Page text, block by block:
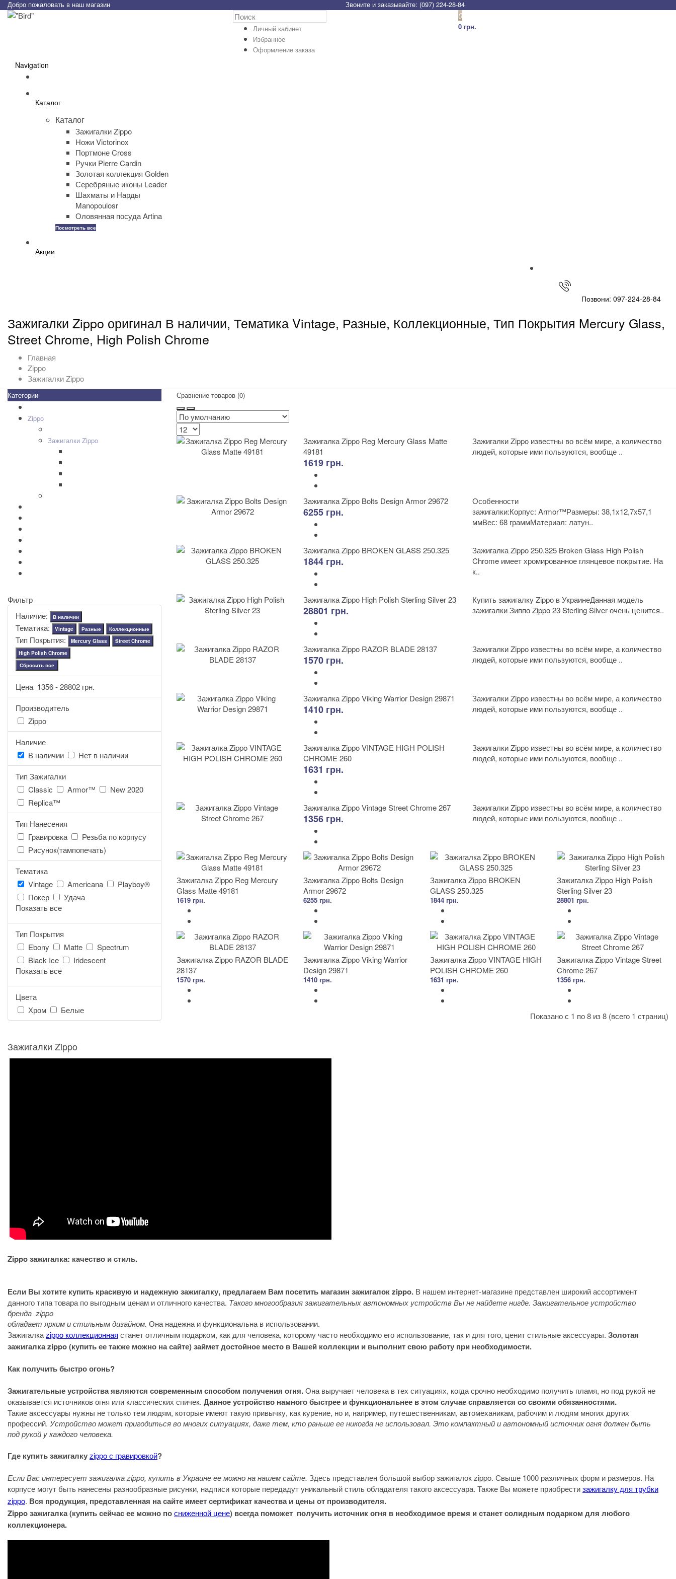
Добро пожаловать в наш магазин Звоните и заказывайте: (097) 224-28-84
Личный кабинет
Избранное
Оформление заказа
0
0 грн.
Navigation
Каталог
Каталог
Зажигалки Zippo
Ножи Victorinox
Портмоне Cross
Ручки Pierre Cardin
Золотая коллекция Golden
Серебряные иконы Leader
Шахматы и Нарды
Manopoulosr
Оловянная посуда Artina
Посмотреть все
Акции
Позвони: 097-224-28-84
Зажигалки Zippo оригинал В наличии, Тематика Vintage, Разные, Коллекционные, Тип Покрытия Mercury Glass,
Street Chrome, High Polish Chrome
Главная
Zippo
Зажигалки Zippo
Категории
Zippo
Зажигалки Zippo
Фильтр
Наличие:
В наличии
Тематика: Vintage Разные Коллекционные
Тип Покрытия: Mercury Glass
Street Chrome
High Polish Chrome
Сбросить все
Цена 1356-28802 грн.
Производитель
Zippo
Наличие
В наличии
Нет в наличии
Тип Зажигалки
Classic
Armor™
New 2020
Replica™
Тип Нанесения
Гравировка
Резьба по корпусу
Рисунок(тампопечать)
Тематика
Vintage
Americana
Playboy®
Покер
Удача
Показать все
Тип Покрытия
Ebony
Matte
Spectrum
Black Ice
Iridescent
Показать все
Цвета
Хром
Белые
Сравнение товаров (0)
Зажигалка Zippo Reg Mercury Glass Matte
49181
1619 грн.
Зажигалки Zippo известны во всём мире, а количество
людей, которые ими пользуются, вообще ..
Зажигалка Zippo Bolts Design Armor 29672
6255 грн.
Особенности
зажигалки:Корпус: Armor™Размеры: 38,1x12,7x57,1
ммВес: 68 граммМатериал: латун..
Зажигалка Zippo BROKEN GLASS 250.325
1844 грн.
Зажигалка Zippo 250.325 Broken Glass High Polish
Chrome имеет хромированное глянцевое покрытие. На
к..
Зажигалка Zippo High Polish Sterling Silver 23
28801 грн.
Купить зажигалку Zippo в УкраинеДанная модель
зажигалки Зиппо Zippo 23 Sterling Silver очень ценится..
Зажигалка Zippo RAZOR BLADE 28137
1570 грн.
Зажигалки Zippo известны во всём мире, а количество
людей, которые ими пользуются, вообще ..
Зажигалка Zippo Viking Warrior Design 29871
1410 грн.
Зажигалки Zippo известны во всём мире, а количество
людей, которые ими пользуются, вообще ..
Зажигалка Zippo VINTAGE HIGH POLISH
CHROME 260
1631 грн.
Зажигалки Zippo известны во всём мире, а количество
людей, которые ими пользуются, вообще ..
Зажигалка Zippo Vintage Street Chrome 267
1356 грн.
Зажигалки Zippo известны во всём мире, а количество
людей, которые ими пользуются, вообще ..
Зажигалка Zippo Reg Mercury
Glass Matte 49181
1619 грн.
Зажигалка Zippo Bolts Design
Armor 29672
6255 грн.
Зажигалка Zippo BROKEN
GLASS 250.325
1844 грн.
Зажигалка Zippo High Polish
Sterling Silver 23
28801 грн.
Зажигалка Zippo RAZOR BLADE
28137
1570 грн.
Зажигалка Zippo Viking Warrior
Design 29871
1410 грн.
Зажигалка Zippo VINTAGE HIGH
POLISH CHROME 260
1631 грн.
Зажигалка Zippo Vintage Street
Chrome 267
1356 грн.
Показано с 1 по 8 из 8 (всего 1 страниц)
Зажигалки Zippo
Zippo зажигалка: качество и стиль.
Если Вы хотите купить красивую и надежную зажигалку, предлагаем Вам посетить магазин зажигалок zippo. В нашем интернет-магазине представлен широкий ассортимент
данного типа товара по выгодным ценам и отличного качества. Такого многообразия зажигательных автономных устройств Вы не найдете нигде. Зажигательное устройство
бренда zippo
обладает ярким и стильным дизайном. Она надежна и функциональна в использовании.
Зажигалкаzippo коллекционная станет отличным подарком, как для человека, которому часто необходимо его использование, так и для того, ценит стильные аксессуары. Золотая
зажигалка zippo (купить ее также можно на сайте) займет достойное место в Вашей коллекции и выполнит свою работу при необходимости.
Как получить быстро огонь?
Зажигательные устройства являются современным способом получения огня.Она выручает человека в тех ситуациях, когда срочно необходимо получить пламя, но под рукой не
оказывается источников огня или классических спичек. Данное устройство намного быстрее и функциональнее в этом случае справляется со своими обязанностями.
Такие аксессуары нужны не только тем людям, которые имеют такую привычку, как курение, но и, например, путешественникам, автомеханикам, рабочим и людям многих других
профессий. Устройство может пригодиться во многих ситуациях, даже тем, кто раньше ее никогда не использовал. Это компактный и автономный источник огня должен быть
под рукой у каждого человека.
Где купить зажигалкуzippo с гравировкой?
Если Вас интересует зажигалка zippo, купить в Украине ее можно на нашем сайте. Здесь представлен большой выбор зажигалок zippo. Свыше 1000 различных форм и размеров. На
корпусе могут быть нанесены разнообразные рисунки, надписи которые передадут уникальный стиль обладателя такого аксессуара. Также Вы можете приобрестизажигалку для трубки
zippo. Вся продукция, представленная на сайте имеет сертификат качества и цены от производителя.
Zippo зажигалка (купить сейчас ее можно посниженной цене) всегда поможет получить источник огня в необходимое время и станет солидным подарком для любого
коллекционера.